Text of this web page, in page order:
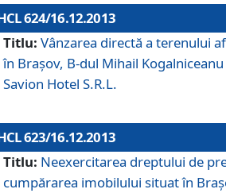
624/16.12.2013
Titlu: Vânzarea directă a terenului
în Braşov, B-dul Mihail
Savion Hotel S.R.L.
623/16.12.2013
Titlu: Neexercitarea dreptului de
cumpărarea imobilului situat în